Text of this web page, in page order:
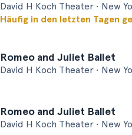
David H Koch Theater • New
Häufig in den letzten Tagen
Romeo and Juliet Ballet
David H Koch Theater • New
Romeo and Juliet Ballet
David H Koch Theater • New